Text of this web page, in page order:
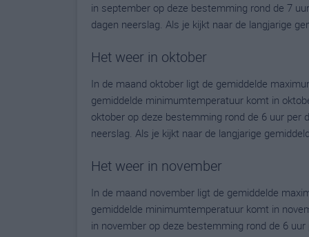
in september op deze bestemming rond de 7
dagen neerslag. Als je kijkt naar de langjarige
Het weer in oktober
In de maand oktober ligt de gemiddelde
gemiddelde minimumtemperatuur komt in
oktober op deze bestemming rond de 6 uur per
neerslag. Als je kijkt naar de langjarige
Het weer in november
In de maand november ligt de gemiddelde
gemiddelde minimumtemperatuur komt in
in november op deze bestemming rond de 6